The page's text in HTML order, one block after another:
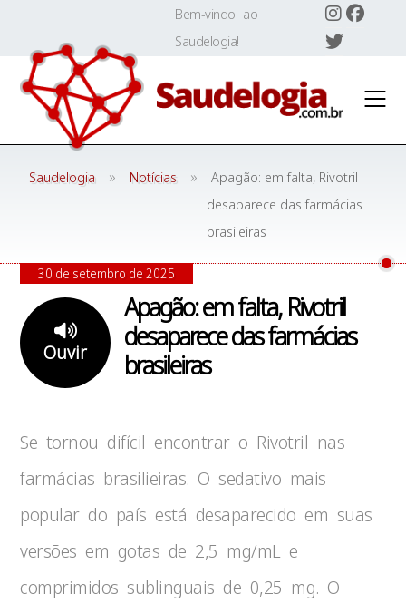
content
Bem-vindo ao
Saudelogia!
Saudelogia » Notícias »
Apagão: em falta, Rivotril
desaparece das farmácias
brasileiras
Apagão: em falta, Rivotril
desaparece das farmácias
brasileiras
Ouvir
30 de setembro de 2025
Se tornou difícil encontrar o Rivotril nas
farmácias brasilieiras. O sedativo mais
popular do país está desaparecido em suas
versões em gotas de 2,5 mg/mL e
comprimidos sublinguais de 0,25 mg. O